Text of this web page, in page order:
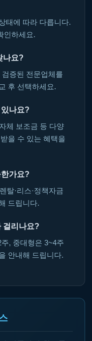
태에 따라 다릅니다.
인하세요.
나요?
증된 전문업체를
후 선택하세요.
나요?
체 보조금 등 다양
을 수 있는 혜택을
가요?
탈·리스·정책자금
드립니다.
걸리나요?
, 중대형은 3~4주
안내해 드립니다.